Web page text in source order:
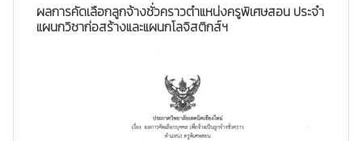
ผลการคัดเลือกลูกจ้างชั่วคราวตำแหน่งครูพิเศษสอน ประจำ
แผนกวิชาก่อสร้างและแผนกโลจิสติกส์ฯ